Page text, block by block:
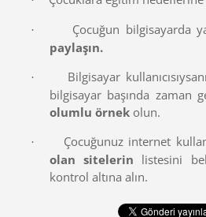
·
Çocuğun bilgisayarda
paylaşın.
·
Bilgisayar
bilgisayar başında zaman
olumlu örnekolun.
· Çocuğunuz internet
olan sitelerin listesini
kontrol altına alın.